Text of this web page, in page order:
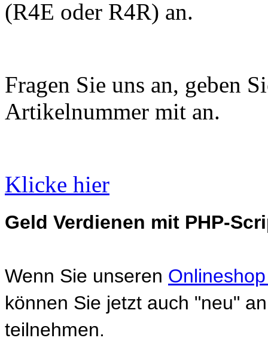
(R4E oder R4R) an.
Fragen Sie uns an, geben
Artikelnummer mit an.
Klicke hier
Geld Verdienen mit PHP-
Wenn Sie unseren
können Sie jetzt auch "neu"
teilnehmen.